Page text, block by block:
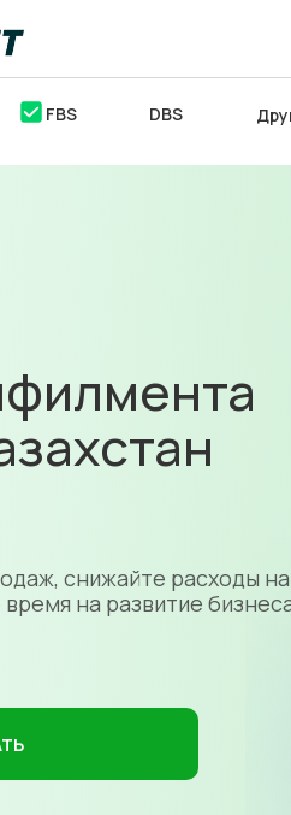
DBS
FBS
снижайте расходы на
на развитие